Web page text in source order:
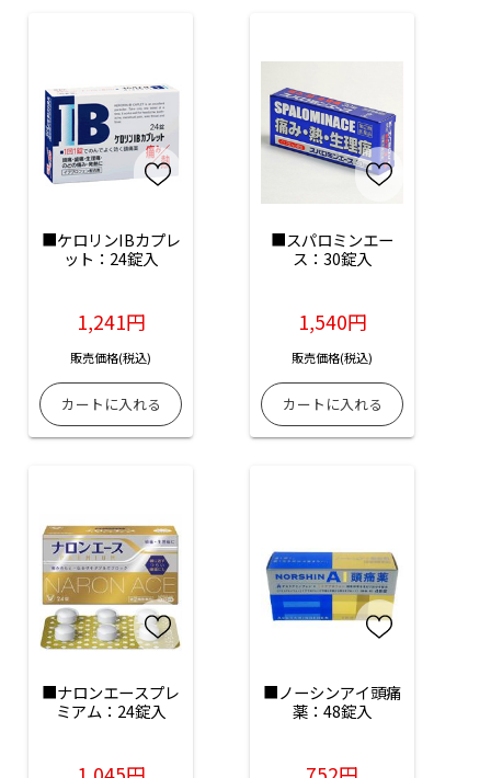
■ケロリンIBカプレ
ット：24錠入
1,241円
販売価格(税込)
■スパロミンエー
ス：30錠入
1,540円
販売価格(税込)
■ナロンエースプレ
ミアム：24錠入
■ノーシンアイ頭痛
薬：48錠入